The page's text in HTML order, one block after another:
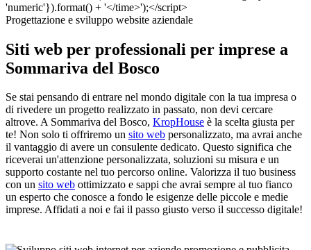
Progettazione e sviluppo website aziendale
Siti web per professionali per imprese a
Sommariva del Bosco
Se stai pensando di entrare nel mondo digitale con la tua impresa o
di rivedere un progetto realizzato in passato, non devi cercare
altrove. A Sommariva del Bosco, KropHouse è la scelta giusta per
te! Non solo ti offriremo un sito web personalizzato, ma avrai anche
il vantaggio di avere un consulente dedicato. Questo significa che
riceverai un'attenzione personalizzata, soluzioni su misura e un
supporto costante nel tuo percorso online. Valorizza il tuo business
con un sito web ottimizzato e sappi che avrai sempre al tuo fianco
un esperto che conosce a fondo le esigenze delle piccole e medie
imprese. Affidati a noi e fai il passo giusto verso il successo digitale!